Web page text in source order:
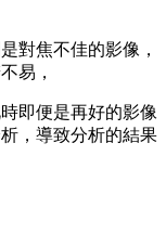
對焦不佳的影像，
易，
即便是再好的影像
，導致分析的結果